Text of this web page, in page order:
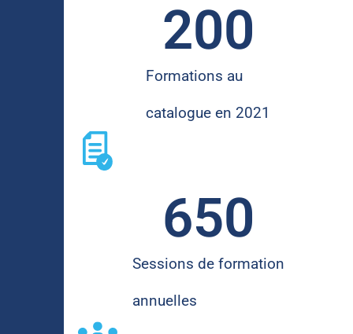
Formations au
catalogue en 2021
200
Sessions de formation
annuelles
650